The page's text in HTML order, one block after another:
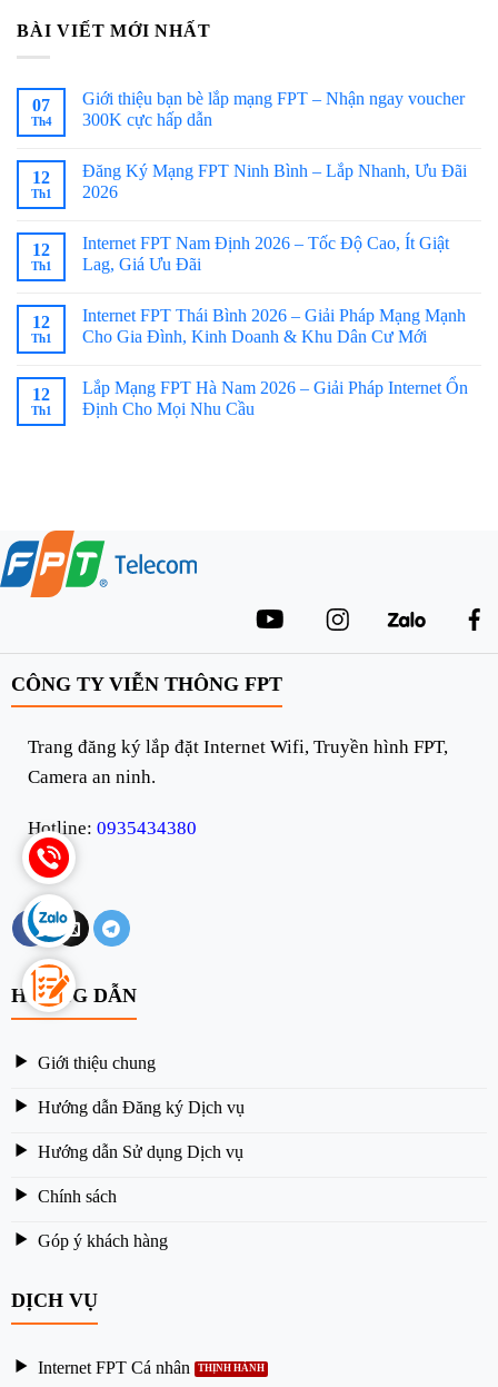
BÀI VIẾT MỚI NHẤT
07
Th4
Giới thiệu bạn bè lắp mạng FPT – Nhận ngay voucher
300K cực hấp dẫn
12
Th1
Đăng Ký Mạng FPT Ninh Bình – Lắp Nhanh, Ưu Đãi
2026
12
Th1
Internet FPT Nam Định 2026 – Tốc Độ Cao, Ít Giật
Lag, Giá Ưu Đãi
12
Th1
Internet FPT Thái Bình 2026 – Giải Pháp Mạng Mạnh
Cho Gia Đình, Kinh Doanh & Khu Dân Cư Mới
12
Th1
Lắp Mạng FPT Hà Nam 2026 – Giải Pháp Internet Ổn
Định Cho Mọi Nhu Cầu
CÔNG TY VIỄN THÔNG FPT
Trang đăng ký lắp đặt Internet Wifi, Truyền hình FPT,
Camera an ninh.
Hotline: 0935434380
HƯỚNG DẪN
Giới thiệu chung
Hướng dẫn Đăng ký Dịch vụ
Hướng dẫn Sử dụng Dịch vụ
Chính sách
Góp ý khách hàng
DỊCH VỤ
Internet FPT Cá nhân